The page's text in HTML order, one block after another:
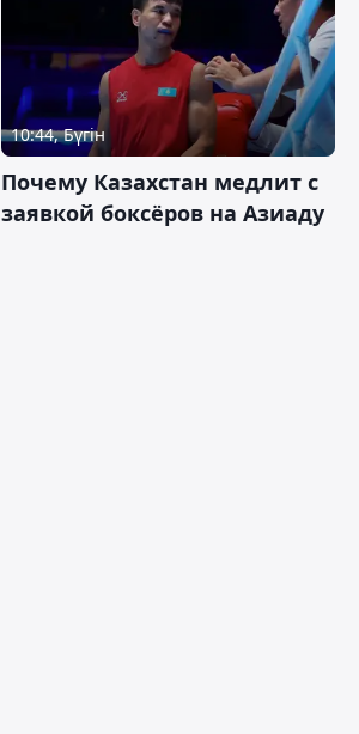
10:44, Бүгін
Почему Казахстан медлит с
заявкой боксёров на Азиаду